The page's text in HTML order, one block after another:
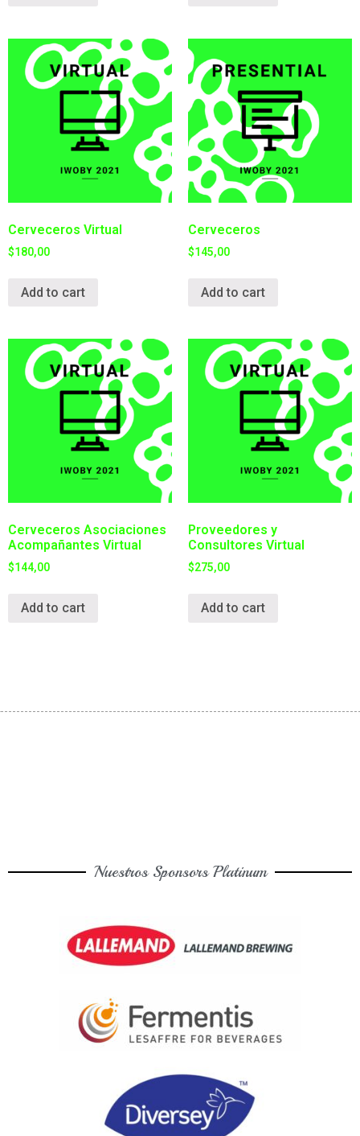
Cerveceros Virtual
$180,00
Add to cart
Cerveceros
$145,00
Add to cart
Cerveceros Asociaciones
Acompañantes Virtual
$144,00
Add to cart
Proveedores y
Consultores Virtual
$275,00
Add to cart
Nuestros Sponsors Platinum